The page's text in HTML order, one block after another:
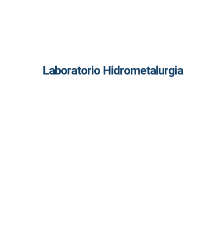
Laboratorio Hidrometalurgia